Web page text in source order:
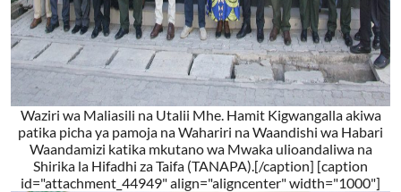
Waziri wa Maliasili na Utalii Mhe. Hamit Kigwangalla akiwa
patika picha ya pamoja na Wahariri na Waandishi wa Habari
Waandamizi katika mkutano wa Mwaka ulioandaliwa na
Shirika la Hifadhi za Taifa (TANAPA).[/caption] [caption
id="attachment_44949" align="aligncenter" width="1000"]